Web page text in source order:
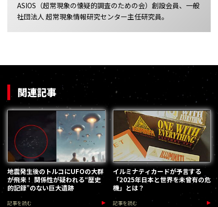
ASIOS（超常現象の懐疑的調査のための会）創設会員、一般
社団法人 超常現象情報研究センター主任研究員。
関連記事
地震発生後のトルコにUFOの大群
が飛来！ 関係性が疑われる“歴史
的記録”のない巨大遺跡
記事を読む
イルミナティカードが予言する
「2025年日本と世界を未曾有の危
機」とは？
記事を読む